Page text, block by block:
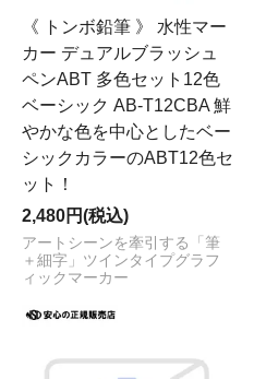
《 トンボ鉛筆 》 水性マー
カー デュアルブラッシュ
ペンABT 多色セット12色
ベーシック AB-T12CBA 鮮
やかな色を中心としたベー
シックカラーのABT12色セ
ット！
2,480円(税込)
アートシーンを牽引する「筆
＋細字」ツインタイプグラフ
ィックマーカー